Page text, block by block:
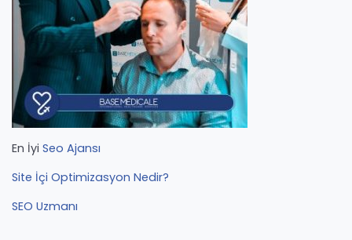
En İyi Seo Ajansı
Site İçi Optimizasyon Nedir?
SEO Uzmanı